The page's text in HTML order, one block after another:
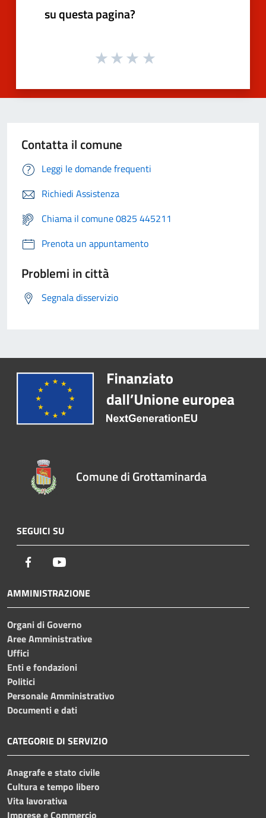
su questa pagina?
Contatta il comune
Leggi le domande frequenti
Richiedi Assistenza
Chiama il comune 0825 445211
Prenota un appuntamento
Problemi in città
Segnala disservizio
Comune di Grottaminarda
SEGUICI SU
Facebook
AMMINISTRAZIONE
Organi di Governo
Aree Amministrative
Uffici
Enti e fondazioni
Politici
Personale Amministrativo
Documenti e dati
CATEGORIE DI SERVIZIO
Anagrafe e stato civile
Cultura e tempo libero
Vita lavorativa
Imprese e Commercio